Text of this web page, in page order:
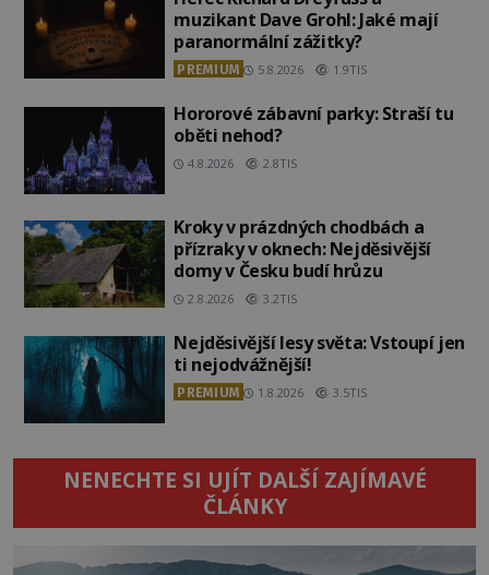
muzikant Dave Grohl: Jaké mají
paranormální zážitky?
PREMIUM 5.8.2026 1.9TIS
Hororové zábavní parky: Straší tu
oběti nehod?
4.8.2026 2.8TIS
Kroky v prázdných chodbách a
přízraky v oknech: Nejděsivější
domy v Česku budí hrůzu
2.8.2026 3.2TIS
Nejděsivější lesy světa: Vstoupí jen
ti nejodvážnější!
PREMIUM 1.8.2026 3.5TIS
NENECHTE SI UJÍT DALŠÍ ZAJÍMAVÉ
ČLÁNKY